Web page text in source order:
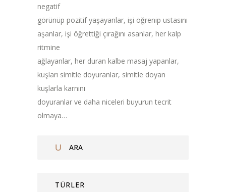
negatif
görünüp pozitif yaşayanlar, işi öğrenip ustasını
aşanlar, işi öğrettiği çırağını asanlar, her kalp
ritmine
ağlayanlar, her duran kalbe masaj yapanlar,
kuşları simitle doyuranlar, simitle doyan
kuşlarla karnını
doyuranlar ve daha niceleri buyurun tecrit
olmaya…
TÜRLER